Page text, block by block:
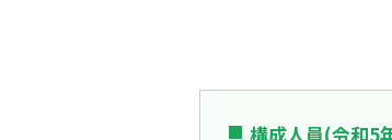
構成人員(令和5